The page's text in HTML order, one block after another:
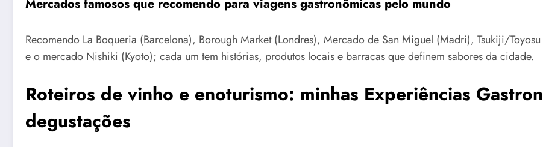
Mercados famosos que recomendo para viagens gastronômicas pelo mundo
Recomendo La Boqueria (Barcelona), Borough Market (Londres), Mercado de San Miguel (Madri), Tsukiji/
e o mercado Nishiki (Kyoto); cada um tem histórias, produtos locais e barracas que definem sabores da cidade.
Roteiros de vinho e enoturismo: minhas Experiências
degustações